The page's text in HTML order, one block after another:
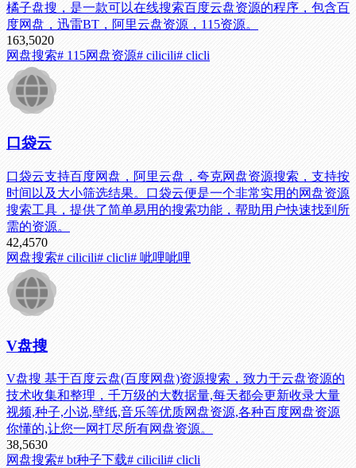
橘子盘搜，是一款可以在线搜索百度云盘资源的程序，包含百
度网盘，迅雷BT，阿里云盘资源，115资源。
163,5020
网盘搜索# 115网盘资源# cilicili# clicli
口袋云
口袋云支持百度网盘，阿里云盘，夸克网盘资源搜索，支持按
时间以及大小筛选结果。口袋云便是一个非常实用的网盘资源
搜索工具，提供了简单易用的搜索功能，帮助用户快速找到所
需的资源。
42,4570
网盘搜索# cilicili# clicli# 呲哩呲哩
V盘搜
V盘搜 基于百度云盘(百度网盘)资源搜索，致力于云盘资源的
技术收集和整理，千万级的大数据量,每天都会更新收录大量
视频,种子,小说,壁纸,音乐等优质网盘资源,各种百度网盘资源
你懂的,让您一网打尽所有网盘资源。
38,5630
网盘搜索# bt种子下载# cilicili# clicli